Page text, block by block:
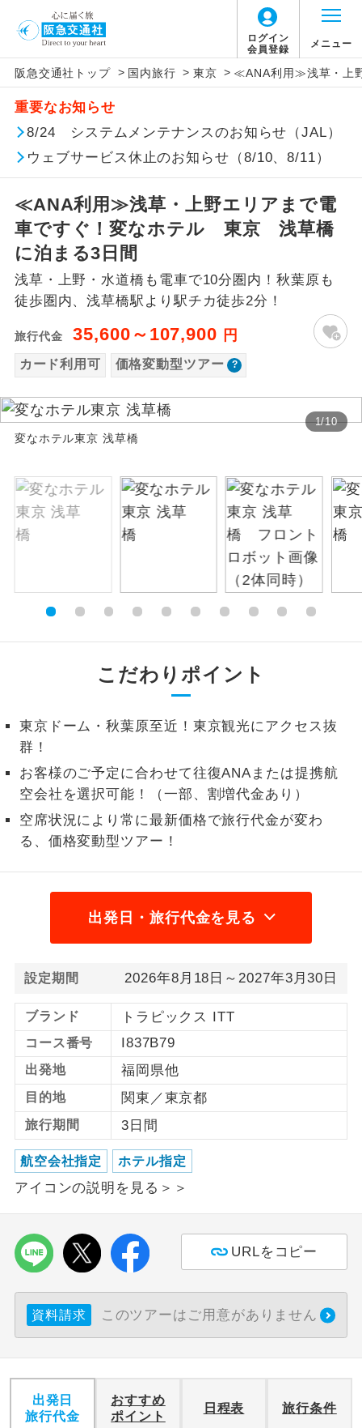
ログイン
会員登録
メニュー
阪急交通社トップ > 国内旅行 > 東京 > ≪ANA利用≫浅草・上
重要なお知らせ
8/24 システムメンテナンスのお知らせ（JAL）
ウェブサービス休止のお知らせ（8/10、8/11）
≪ANA利用≫浅草・上野エリアまで電
車ですぐ！変なホテル 東京 浅草橋
に泊まる3日間
浅草・上野・水道橋も電車で10分圏内！秋葉原も
徒歩圏内、浅草橋駅より駅チカ徒歩2分！
旅行代金 35,600～107,900 円
カード利用可 価格変動型ツアー
1/10
変なホテル東京 浅草橋
こだわりポイント
東京ドーム・秋葉原至近！東京観光にアクセス抜
群！
お客様のご予定に合わせて往復ANAまたは提携航
空会社を選択可能！（一部、割増代金あり）
空席状況により常に最新価格で旅行代金が変わ
る、価格変動型ツアー！
出発日・旅行代金を見る
設定期間 2026年8月18日～2027年3月30日
ブランド トラピックス ITT
コース番号 I837B79
出発地 福岡県他
目的地 関東／東京都
旅行期間 3日間
航空会社指定 ホテル指定
アイコンの説明を見る＞＞
URLをコピー
資料請求 このツアーはご用意がありません
出発日
旅行代金
おすすめ
ポイント
日程表 旅行条件
アイコン 説明
添乗員同行
往路出発空港（駅）から復路到着空港
（駅）まで同行します。
現地添乗員同
現地到着空港（駅）から最終日出発空港
（駅）まで添乗員が同行します。
バスガイド乗
務
バスガイドが乗務し、車内での観光案内
新コース 初登場のコースです。
世界遺産
ユネスコに登録されている文化遺産や自
然遺産を訪ねるコースです。
絶景スポットに立ち寄るコースです。
温泉 温泉地にも宿泊するコースです。
露天風呂
ご宿泊ホテルに露天風呂が付いていま
す。
ご宿泊ホテルに大浴場が付いています。
全食事付き
全てのお食事が付いていますので、お食
事の心配はいりません。（機内食を除
く）
お部屋にてゆっくりとお召し上がりいた
周りの音を気にせず、ガイドさんの説明
す。
2名様から出発可能な個人型プランで
す。
加限定
スです。
1名様1室同代
1名様1室利用でも追加料金がかからない
ご夫婦限定
ご夫婦限定でご参加いただけるコースで
す。
女性限定
女性限定でご参加いただけるコースで
す。
年齢制限あり
ご参加にあたり年齢に制限があるコース
です。
航空会社指定
利用航空会社が指定なので、ご出発の計
画にとても便利です。
ホテル指定
ご紹介するホテルを指定したコースで
す。
ス2席利用
す。
「価格変動型ツアー」に関するご案内
価格変動型ツアーとは
航空会社が設定する「個人包括旅行運
賃」を利用したツアーです。
お申し込み時期・ご利用便の空席状況に
よって料金が変動いたします。
以下の注意事項をあらかじめご了承いただき
ますようお願いいたします。
お支払いについて
お支払いは、クレジットカード決済のみとな
ります。
お申し込みの最後にクレジットカード決済を
していただき、決済手続き完了をもちまし
ご予約方法について
ウェブ限定コースとなりますので、コールセ
ンター及びカウンターでのお申し込みはでき